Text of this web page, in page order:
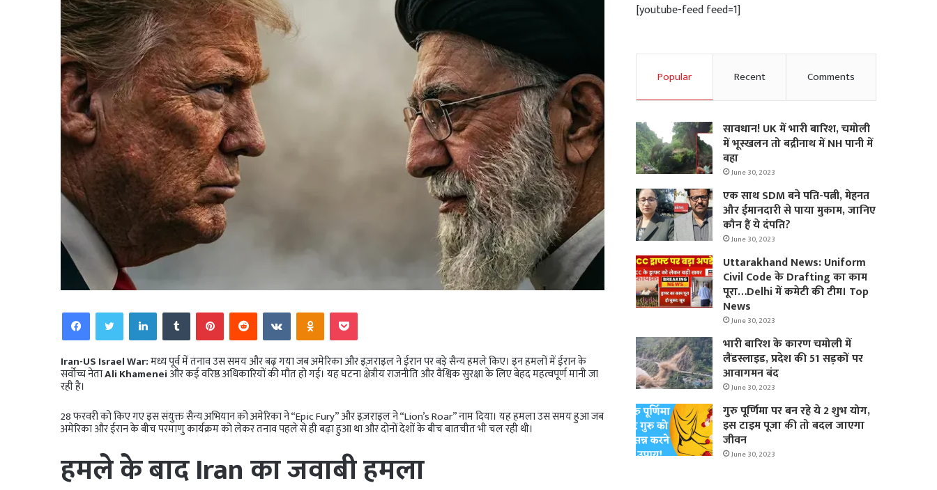
FacebookTwitterLinkedInTumblrPinterestRedditVKontakteOdnoklassniki
Pocket
Iran-US Israel War:मध्य पूर्व में तनाव उस समय और बढ़ गया जब अमेरिका और इज़राइल ने ईरान पर बड़े सैन्य हमले किए। इन हमलों में ईरान के
सर्वोच्च नेताAli Khamenei और कई वरिष्ठ अधिकारियों की मौत हो गई। यह घटना क्षेत्रीय राजनीति और वैश्विक सुरक्षा के लिए बेहद महत्वपूर्ण मानी जा
रही है।
28 फरवरी को किए गए इस संयुक्त सैन्य अभियान को अमेरिका ने “Epic Fury” और इज़राइल ने “Lion’s Roar” नाम दिया। यह हमला उस समय हुआ जब
अमेरिका और ईरान के बीच परमाणु कार्यक्रम को लेकर तनाव पहले से ही बढ़ा हुआ था और दोनों देशों के बीच बातचीत भी चल रही थी।
हमले के बाद Iran का जवाबी हमला
[youtube-feed feed=1]
Popular Recent Comments
सावधान! UK में भारी बारिश, चमोली
में भूस्‍खलन तो बद्रीनाथ में NH पानी में
बहा
June 30, 2023
एक साथ SDM बने पति-पत्नी, मेहनत
और ईमानदारी से पाया मुकाम, जानिए
कौन हैं ये दंपति?
June 30, 2023
Uttarakhand News: Uniform
Civil Code के Drafting का काम
पूरा…Delhi में कमेटी की टीम। Top
News
June 30, 2023
भारी बारिश के कारण चमोली में
लैंडस्लाइड, प्रदेश की 51 सड़कों पर
आवागमन बंद
June 30, 2023
गुरु पूर्णिमा पर बन रहे ये 2 शुभ योग,
इस टाइम पूजा की तो बदल जाएगा
जीवन
June 30, 2023